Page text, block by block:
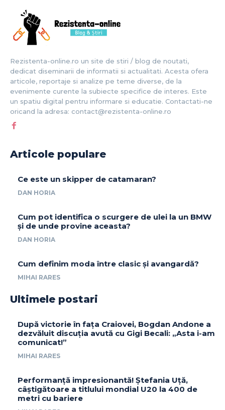
Rezistenta-online.ro un site de stiri / blog de noutati,
dedicat diseminarii de informatii si actualitati. Acesta ofera
articole, reportaje si analize pe teme diverse, de la
evenimente curente la subiecte specifice de interes. Este
un spatiu digital pentru informare si educatie. Contactati-ne
oricand la adresa: contact@rezistenta-online.ro
Articole populare
Ce este un skipper de catamaran?
DAN HORIA
Cum pot identifica o scurgere de ulei la un BMW
și de unde provine aceasta?
DAN HORIA
Cum definim moda între clasic și avangardă?
MIHAI RARES
Ultimele postari
După victorie în fața Craiovei, Bogdan Andone a
dezvăluit discuția avută cu Gigi Becali: „Asta i-am
comunicat!”
MIHAI RARES
Performanță impresionantă! Ștefania Uță,
câștigătoare a titlului mondial U20 la 400 de
metri cu bariere